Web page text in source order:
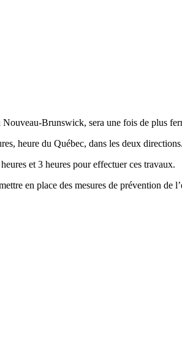
Brunswick, sera une fois de plus
heure du Québec, dans les deux directions.
et 3 heures pour effectuer ces travaux.
en place des mesures de prévention